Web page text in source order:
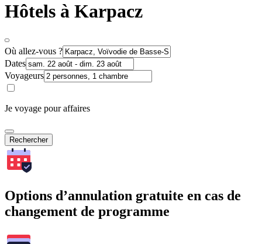
Hôtels à Karpacz
Où allez-vous ?
Dates
Voyageurs
Je voyage pour affaires
Rechercher
Options d’annulation gratuite en cas de
changement de programme